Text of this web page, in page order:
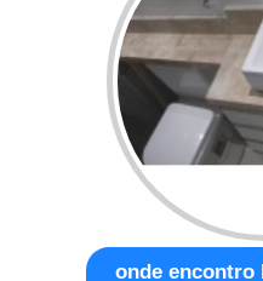
onde encontro